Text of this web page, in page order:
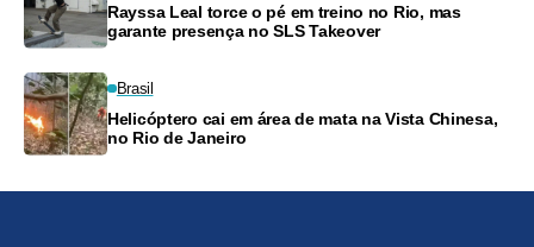
Rayssa Leal torce o pé em treino no Rio, mas
garante presença no SLS Takeover
Brasil
Helicóptero cai em área de mata na Vista Chinesa,
no Rio de Janeiro